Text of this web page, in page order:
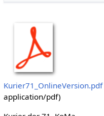
Kurier71_OnlineVersion.pdf
application/pdf)